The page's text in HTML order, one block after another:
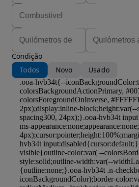
Condição
Todos
Novo Usado